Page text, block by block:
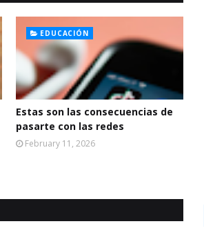
EDUCACIÓN
Estas son las consecuencias de
pasarte con las redes
February 11, 2026